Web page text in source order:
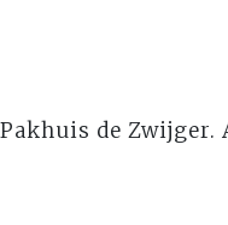
de Zwijger.